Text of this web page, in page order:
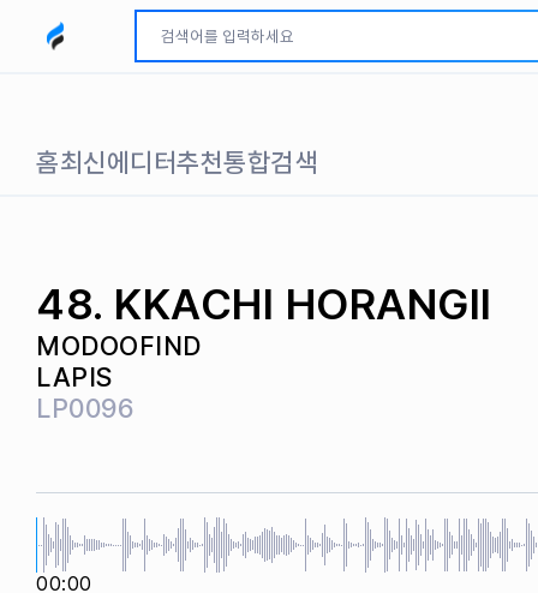
모두파인드 로고
홈최신에디터추천통합검색
48. KKACHI HORANGII
MODOOFIND
LAPIS
LP0096
00:00